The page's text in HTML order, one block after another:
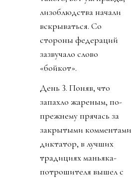
лизоблюдства начали
вскрываться. Со
стороны федераций
зазвучало слово
«бойкот».
День 3. Поняв, что
запахло жареным, по-
прежнему прячась за
закрытыми комментами
диктатор, в лучших
традициях маньяка-
потрошителя вышел с